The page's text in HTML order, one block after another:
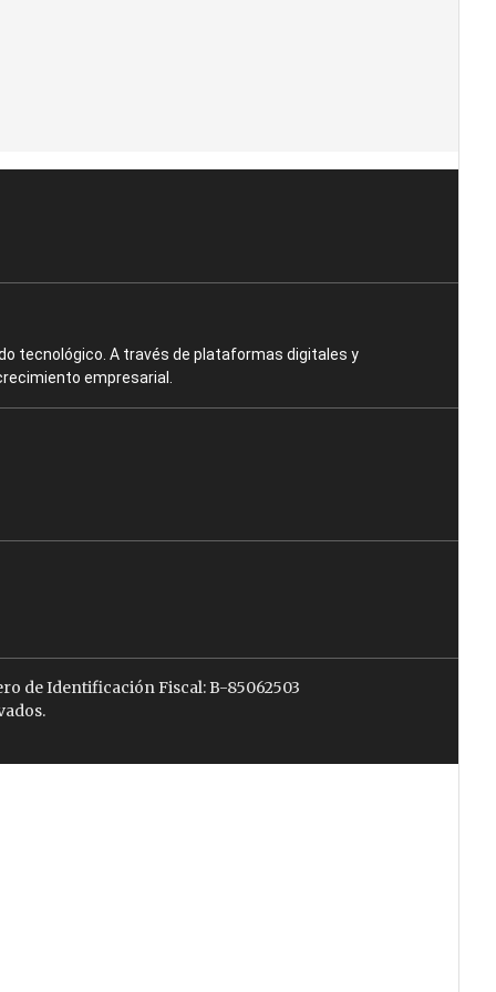
tecnológico. A través de plataformas digitales y
empresarial.
de Identificación Fiscal: B-85062503